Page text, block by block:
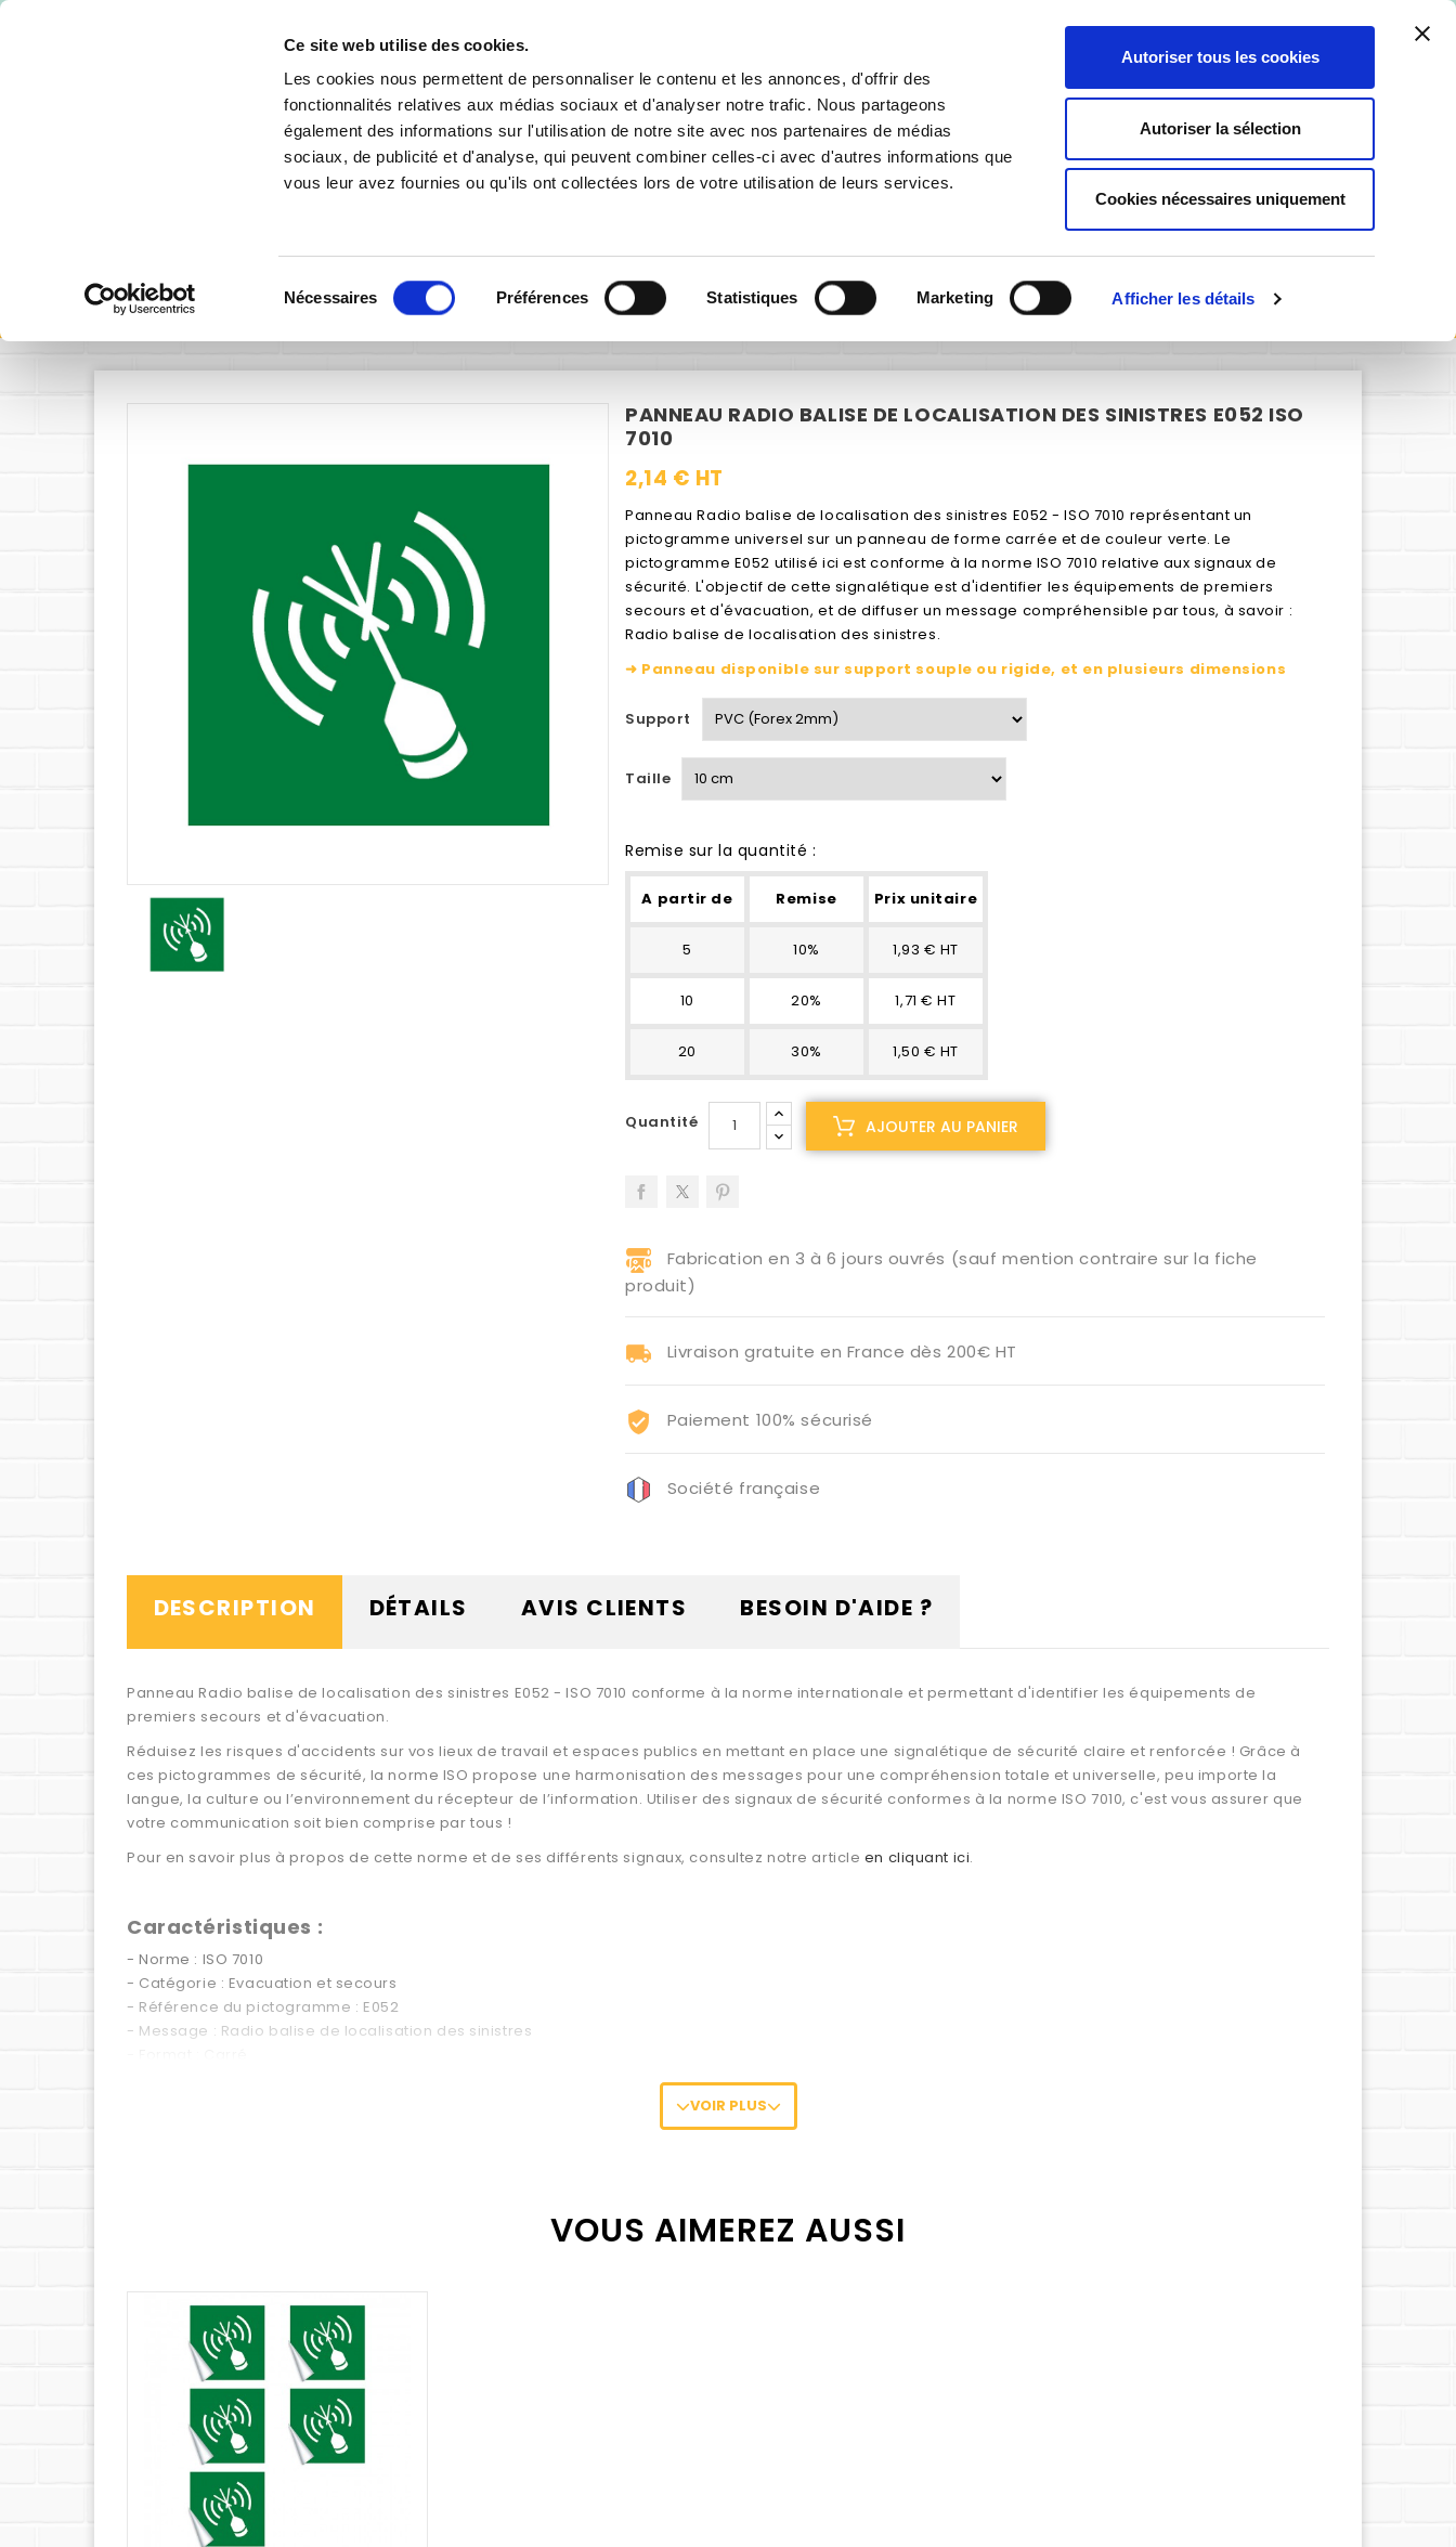
Ce site web utilise des cookies.
Les cookies nous permettent de personnaliser le contenu et les annonces, d'offrir des
fonctionnalités relatives aux médias sociaux et d'analyser notre trafic. Nous partageons
également des informations sur l'utilisation de notre site avec nos partenaires de médias
sociaux, de publicité et d'analyse, qui peuvent combiner celles-ci avec d'autres informations que
vous leur avez fournies ou qu'ils ont collectées lors de votre utilisation de leurs services.
Nécessaires Préférences Statistiques Marketing Afficher les détails
Autoriser tous les cookies
Autoriser la sélection
Cookies nécessaires uniquement
-10% de remise
SIGNALÉTIQUE PERSONNALISABLE
Signalétique intérieure Sécurité Evacuation - Secours Panneau Radio balise de localisation des sinistres E052 ISO 7010
PANNEAU RADIO BALISE DE LOCALISATION DES SINISTRES E052 ISO
7010
2,14 € HT
Panneau Radio balise de localisation des sinistres E052 - ISO 7010 représentant un
pictogramme universel sur un panneau de forme carrée et de couleur verte. Le
pictogramme E052 utilisé ici est conforme à la norme ISO 7010 relative aux signaux de
sécurité. L'objectif de cette signalétique est d'identifier les équipements de premiers
secours et d'évacuation, et de diffuser un message compréhensible par tous, à savoir :
Radio balise de localisation des sinistres.
➜ Panneau disponible sur support souple ou rigide, et en plusieurs dimensions
Support
Taille
Remise sur la quantité :
A partir de Remise Prix unitaire
5 10% 1,93 € HT
10 20% 1,71 € HT
20 30% 1,50 € HT
Quantité AJOUTER AU PANIER
Fabrication en 3 à 6 jours ouvrés (sauf mention contraire sur la fiche
produit)
Livraison gratuite en France dès 200€ HT
Paiement 100% sécurisé
Société française
DESCRIPTION DÉTAILS AVIS CLIENTS BESOIN D'AIDE ?
Panneau Radio balise de localisation des sinistres E052 - ISO 7010 conforme à la norme internationale et permettant d'identifier les équipements de
premiers secours et d'évacuation.
Réduisez les risques d'accidents sur vos lieux de travail et espaces publics en mettant en place une signalétique de sécurité claire et renforcée ! Grâce à
ces pictogrammes de sécurité, la norme ISO propose une harmonisation des messages pour une compréhension totale et universelle, peu importe la
langue, la culture ou l’environnement du récepteur de l’information. Utiliser des signaux de sécurité conformes à la norme ISO 7010, c'est vous assurer que
votre communication soit bien comprise par tous !
Pour en savoir plus à propos de cette norme et de ses différents signaux, consultez notre article en cliquant ici.
Caractéristiques :
- Norme : ISO 7010
- Catégorie : Evacuation et secours
- Référence du pictogramme : E052
- Message : Radio balise de localisation des sinistres
- Plexi 3 mm (plexiglas transparent)
Quel support choisir ?
Découvrez les caractéristiques détaillées de nos différents supports
VOIR PLUS
VOUS AIMEREZ AUSSI